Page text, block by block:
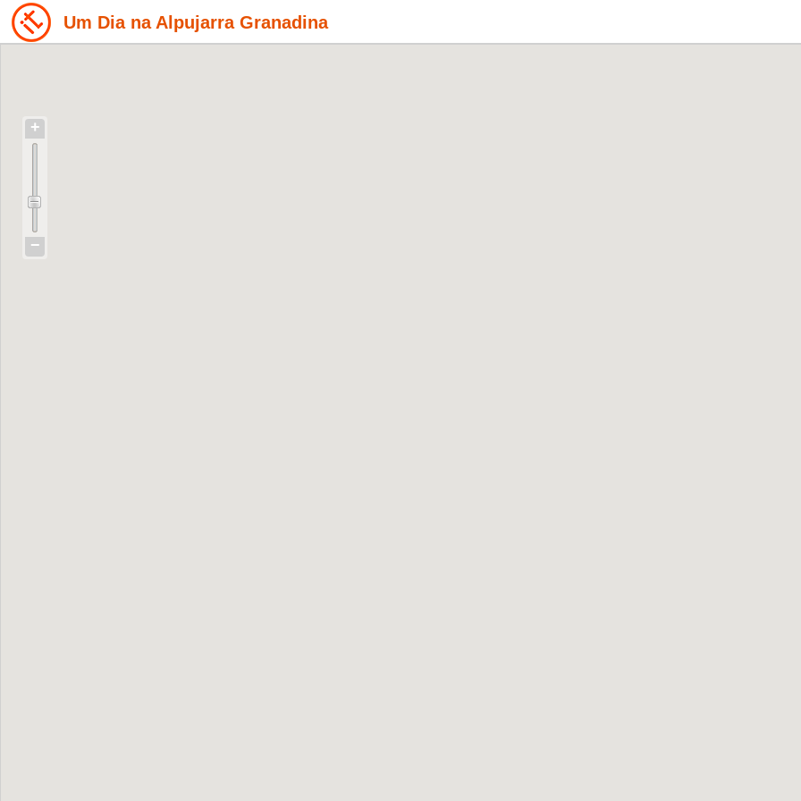
Um Dia na Alpujarra Granadina
+
−